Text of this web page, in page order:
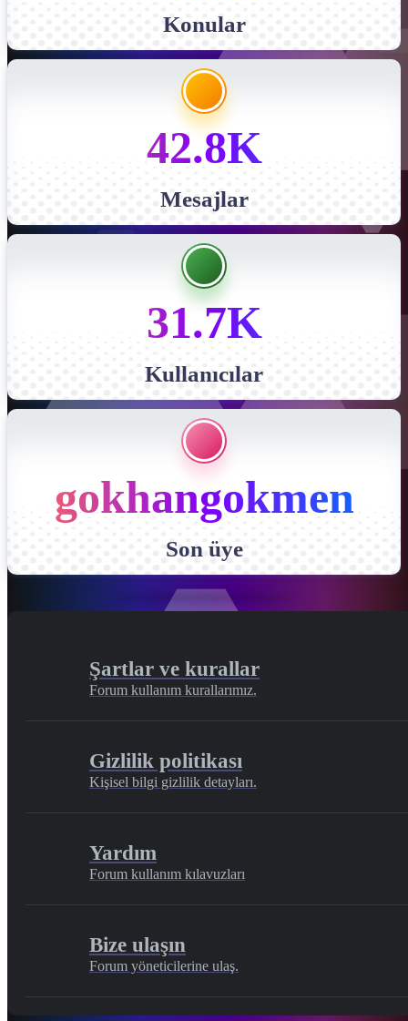
Konular
42.8K
Mesajlar
31.7K
Kullanıcılar
gokhangokmen
Son üye
Şartlar ve kurallar
Forum kullanım kurallarımız.
Gizlilik politikası
Kişisel bilgi gizlilik detayları.
Yardım
Forum kullanım kılavuzları
Bize ulaşın
Forum yöneticilerine ulaş.